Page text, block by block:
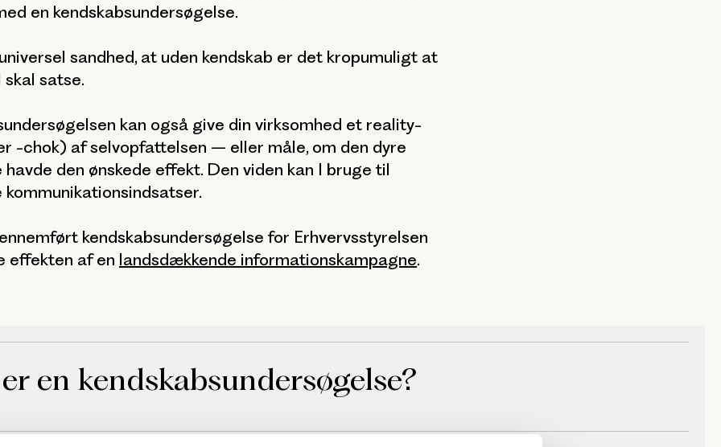
en kendskabsundersøgelse.
sandhed, at uden kendskab er det kropumuligt at
skal satse.
kan også give din virksomhed et reality-
-chok) af selvopfattelsen – eller måle, om den dyre
havde den ønskede effekt. Den viden kan I bruge til
kendskabsundersøgelse for Erhvervsstyrelsen
effekten af en landsdækkende informationskampagne.
en kendskabsundersøgelse?